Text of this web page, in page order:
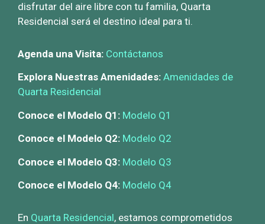
disfrutar del aire libre con tu familia, Quarta
Residencial será el destino ideal para ti.
Agenda una Visita: Contáctanos
Explora Nuestras Amenidades: Amenidades de
Quarta Residencial
Conoce el Modelo Q1: Modelo Q1
Conoce el Modelo Q2: Modelo Q2
Conoce el Modelo Q3: Modelo Q3
Conoce el Modelo Q4: Modelo Q4
En Quarta Residencial, estamos comprometidos